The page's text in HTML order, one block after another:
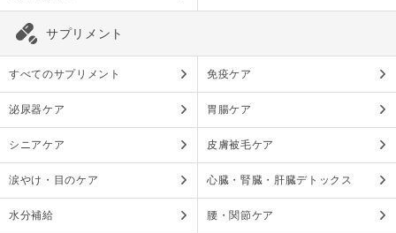
サプリメント
すべてのサプリメント 免疫ケア
泌尿器ケア 胃腸ケア
シニアケア 皮膚被毛ケア
涙やけ・目のケア 心臓・腎臓・肝臓デトックス
水分補給 腰・関節ケア